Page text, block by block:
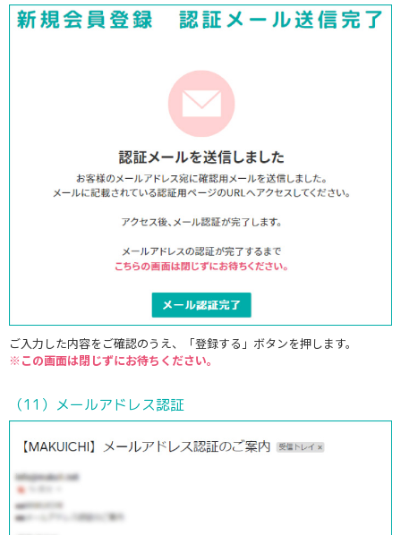
ご入力した内容をご確認のうえ、「登録する」ボタンを押します。
※この画面は閉じずにお待ちください。
（11）メールアドレス認証